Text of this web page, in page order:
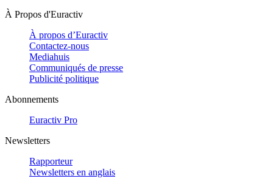
À Propos d'Euractiv
À propos d’Euractiv
Contactez-nous
Mediahuis
Communiqués de presse
Publicité politique
Abonnements
Euractiv Pro
Newsletters
Rapporteur
Newsletters en anglais